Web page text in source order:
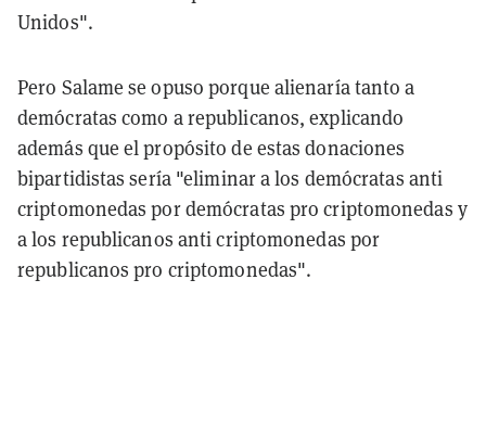
Unidos".
Pero Salame se opuso porque alienaría tanto a
demócratas como a republicanos, explicando
además que el propósito de estas donaciones
bipartidistas sería "eliminar a los demócratas anti
criptomonedas por demócratas pro criptomonedas y
a los republicanos anti criptomonedas por
republicanos pro criptomonedas".